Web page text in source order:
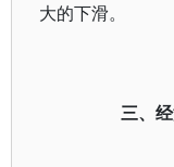
大的下滑。
三、